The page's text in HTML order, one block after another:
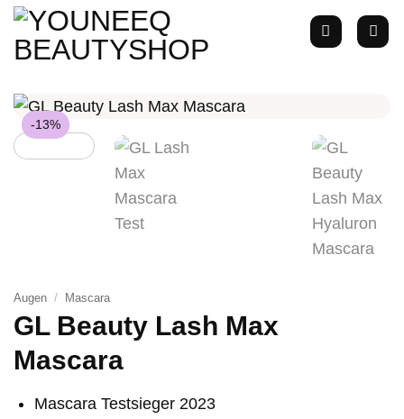
Zum
Inhalt
springen
-13%
Augen / Mascara
GL Beauty Lash Max
Mascara
Mascara Testsieger 2023